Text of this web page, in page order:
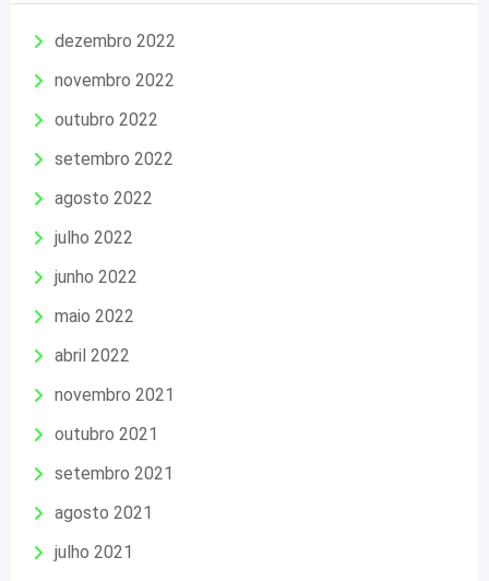
dezembro 2022
novembro 2022
outubro 2022
setembro 2022
agosto 2022
julho 2022
junho 2022
maio 2022
abril 2022
novembro 2021
outubro 2021
setembro 2021
agosto 2021
julho 2021